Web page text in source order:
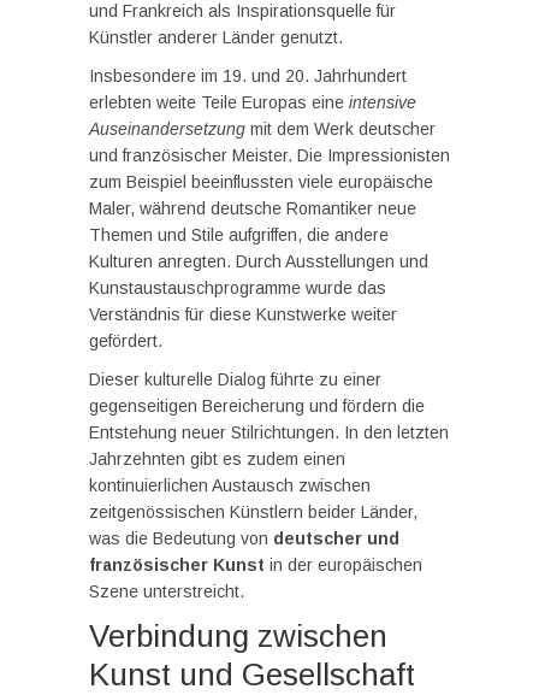
und Frankreich als Inspirationsquelle für
Künstler anderer Länder genutzt.
Insbesondere im 19. und 20. Jahrhundert
erlebten weite Teile Europas eine intensive
Auseinandersetzung mit dem Werk deutscher
und französischer Meister. Die Impressionisten
zum Beispiel beeinflussten viele europäische
Maler, während deutsche Romantiker neue
Themen und Stile aufgriffen, die andere
Kulturen anregten. Durch Ausstellungen und
Kunstaustauschprogramme wurde das
Verständnis für diese Kunstwerke weiter
gefördert.
Dieser kulturelle Dialog führte zu einer
gegenseitigen Bereicherung und fördern die
Entstehung neuer Stilrichtungen. In den letzten
Jahrzehnten gibt es zudem einen
kontinuierlichen Austausch zwischen
zeitgenössischen Künstlern beider Länder,
was die Bedeutung von deutscher und
französischer Kunst in der europäischen
Szene unterstreicht.
Verbindung zwischen
Kunst und Gesellschaft